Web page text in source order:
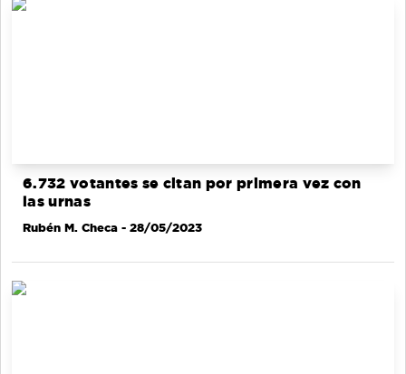
6.732 votantes se citan por primera vez con
las urnas
Rubén M. Checa - 28/05/2023